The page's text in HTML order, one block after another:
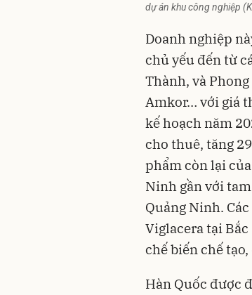
dự án khu công nghiệp
Doanh nghiệp
chủ yếu đến từ
Thành, và
Amkor… với giá
kế hoạch năm
cho thuê, tăng
phẩm còn lại
Ninh gần với
Quảng Ninh.
Viglacera tại
chế biến chế
Hàn Quốc được